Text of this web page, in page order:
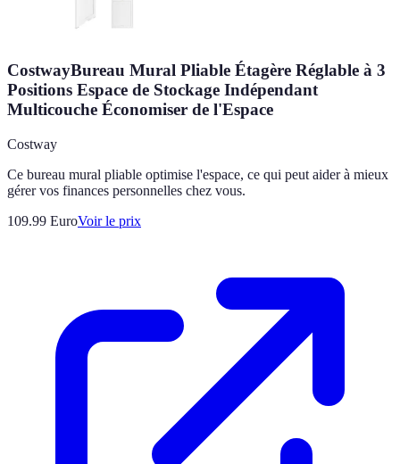
CostwayBureau Mural Pliable Étagère Réglable à 3
Positions Espace de Stockage Indépendant
Multicouche Économiser de l'Espace
Costway
Ce bureau mural pliable optimise l'espace, ce qui peut aider à mieux
gérer vos finances personnelles chez vous.
109.99 EuroVoir le prix